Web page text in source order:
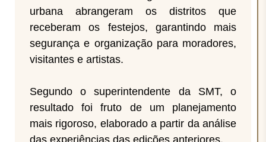
urbana abrangeram os distritos que
receberam os festejos, garantindo mais
segurança e organização para moradores,
visitantes e artistas.
Segundo o superintendente da SMT, o
resultado foi fruto de um planejamento
mais rigoroso, elaborado a partir da análise